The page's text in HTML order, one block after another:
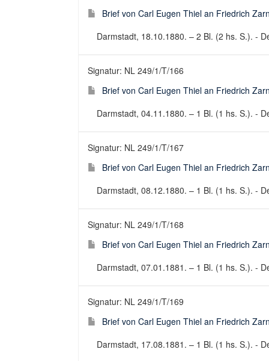
Brief von Carl Eugen Thiel an Friedrich
Darmstadt, 18.10.1880. – 2 Bl. (2 hs. S.). -
Signatur: NL 249/1/T/166
Brief von Carl Eugen Thiel an Friedrich
Darmstadt, 04.11.1880. – 1 Bl. (1 hs. S.). -
Signatur: NL 249/1/T/167
Brief von Carl Eugen Thiel an Friedrich
Darmstadt, 08.12.1880. – 1 Bl. (1 hs. S.). -
Signatur: NL 249/1/T/168
Brief von Carl Eugen Thiel an Friedrich
Darmstadt, 07.01.1881. – 1 Bl. (1 hs. S.). -
Signatur: NL 249/1/T/169
Brief von Carl Eugen Thiel an Friedrich
Darmstadt, 17.08.1881. – 1 Bl. (1 hs. S.). -